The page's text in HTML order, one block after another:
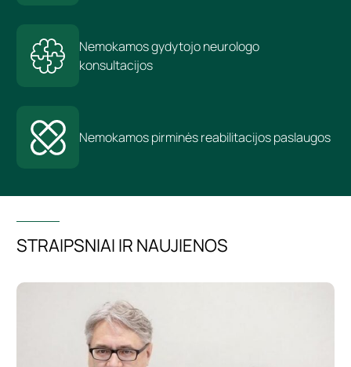
Nemokamos gydytojo neurologo
konsultacijos
Nemokamos pirminės reabilitacijos paslaugos
STRAIPSNIAI IR NAUJIENOS